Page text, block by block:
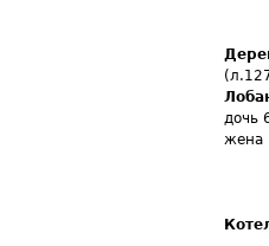
дочь
жена